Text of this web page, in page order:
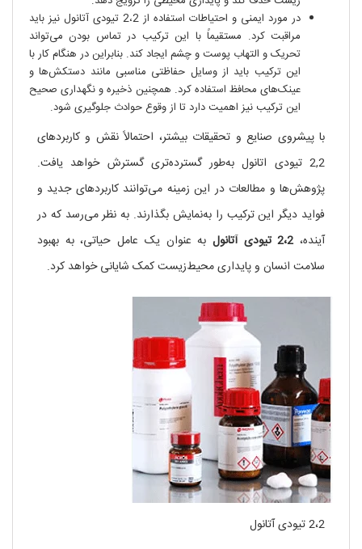
در مورد ایمنی و احتیاطات استفاده از 2،2 تیودی آتانول نیز باید
مراقبت کرد. مستقیماً با این ترکیب در تماس بودن می‌تواند
تحریک و التهاب پوست و چشم ایجاد کند. بنابراین در هنگام کار با
این ترکیب باید از وسایل حفاظتی مناسبی مانند دستکش‌ها و
عینک‌های محافظ استفاده کرد. همچنین ذخیره و نگهداری صحیح
این ترکیب نیز اهمیت دارد تا از وقوع حوادث جلوگیری شود.
با پیشروی صنایع و تحقیقات بیشتر، احتمالاً نقش و کاربردهای
2,2 تیودی اتانول به‌طور گسترده‌تری گسترش خواهد یافت.
پژوهش‌ها و مطالعات در این زمینه می‌توانند کاربردهای جدید و
فواید دیگر این ترکیب را به‌نمایش بگذارند. به نظر می‌رسد که در
آینده، 2،2 تیودی آتانول به عنوان یک عامل حیاتی، به بهبود
سلامت انسان و پایداری محیط‌زیست کمک شایانی خواهد کرد.
2،2 تیودی آتانول